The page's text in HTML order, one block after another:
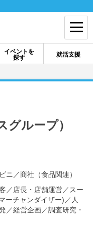
イベントを
探す
就活支援
ログイン
お知らせ
グループ）
ニ ／商社（食品関連）
／ 店長・店舗運営／ スー
ーチャンダイザー) ／ 人
／経営企画／調査研究・